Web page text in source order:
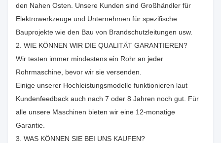
den Nahen Osten. Unsere Kunden sind Großhändler für
Elektrowerkzeuge und Unternehmen für spezifische
Bauprojekte wie den Bau von Brandschutzleitungen usw.
2. WIE KÖNNEN WIR DIE QUALITÄT GARANTIEREN?
Wir testen immer mindestens ein Rohr an jeder
Rohrmaschine, bevor wir sie versenden.
Einige unserer Hochleistungsmodelle funktionieren laut
Kundenfeedback auch nach 7 oder 8 Jahren noch gut. Für
alle unsere Maschinen bieten wir eine 12-monatige
Garantie.
3. WAS KÖNNEN SIE BEI UNS KAUFEN?